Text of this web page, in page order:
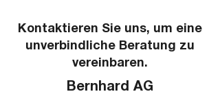
Kontaktieren Sie uns, um eine
unverbindliche Beratung zu
vereinbaren.
Bernhard AG